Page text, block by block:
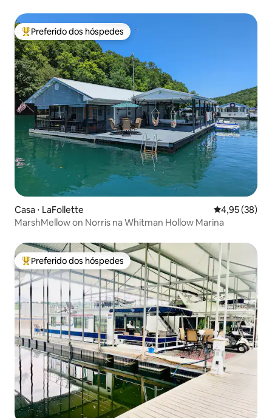
Entre os melhores preferidos dos hóspedes
Preferido dos hóspedes
Casa ⋅ LaFollette 4,95 de uma
4,95 (38)
MarshMellow on Norris na Whitman Hollow Marina
Entre os melhores preferidos dos hóspedes
Preferido dos hóspedes